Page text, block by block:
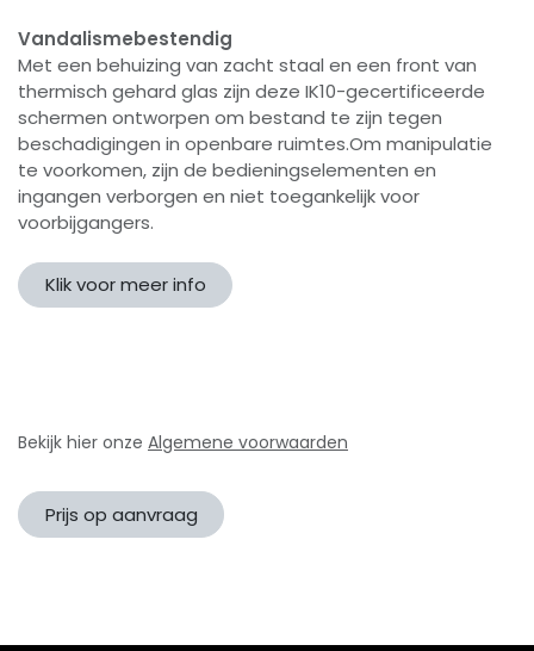
Vandalismebestendig
Met een behuizing van zacht staal en een front van
thermisch gehard glas zijn deze IK10-gecertificeerde
schermen ontworpen om bestand te zijn tegen
beschadigingen in openbare ruimtes.Om manipulatie
te voorkomen, zijn de bedieningselementen en
ingangen verborgen en niet toegankelijk voor
voorbijgangers.
Klik voor meer info
Bekijk hier onze Algemene voorwaarden
Prijs op aanvraag